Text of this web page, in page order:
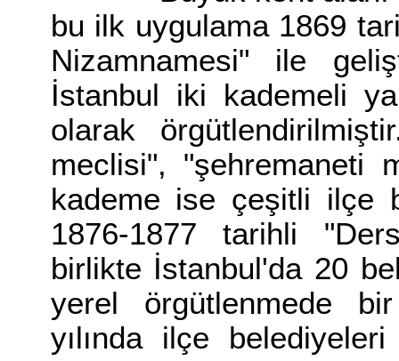
bu ilk uygulama 1869
Nizamnamesi" ile
İstanbul iki kademeli
olarak
meclisi", "şehremaneti
kademe ise çeşitli ilçe
1876-1877 tarihli
birlikte İstanbul'da 20
yerel örgütlenmede
yılında ilçe